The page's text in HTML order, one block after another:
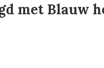
met Blauw